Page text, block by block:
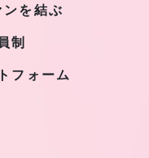
を結ぶ
制
フォーム